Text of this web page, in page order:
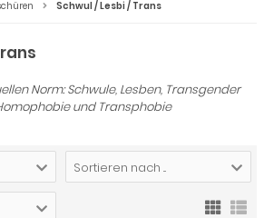
Schwul / Lesbi / Trans
Norm: Schwule, Lesben, Transgender
und Transphobie
Sortieren nach ...